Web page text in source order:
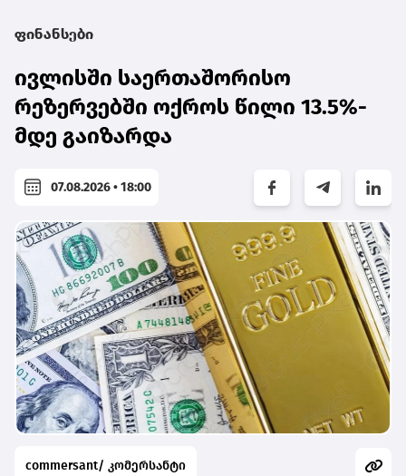
ფინანსები
ივლისში საერთაშორისო
რეზერვებში ოქროს წილი 13.5%-
მდე გაიზარდა
07.08.2026 • 18:00
commersant/ კომერსანტი